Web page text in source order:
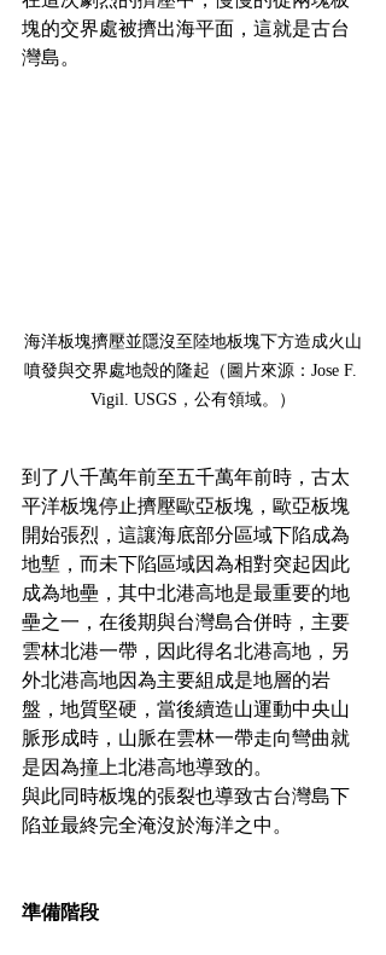
塊的交界處被擠出海平面，這就是古台
灣島。
海洋板塊擠壓並隱沒至陸地板塊下方造成火山
噴發與交界處地殼的隆起（圖片來源：Jose F.
Vigil. USGS，公有領域。）
到了八千萬年前至五千萬年前時，古太
平洋板塊停止擠壓歐亞板塊，歐亞板塊
開始張烈，這讓海底部分區域下陷成為
地塹，而未下陷區域因為相對突起因此
成為地壘，其中北港高地是最重要的地
壘之一，在後期與台灣島合併時，主要
雲林北港一帶，因此得名北港高地，另
外北港高地因為主要組成是地層的岩
盤，地質堅硬，當後續造山運動中央山
脈形成時，山脈在雲林一帶走向彎曲就
是因為撞上北港高地導致的。
與此同時板塊的張裂也導致古台灣島下
陷並最終完全淹沒於海洋之中。
準備階段